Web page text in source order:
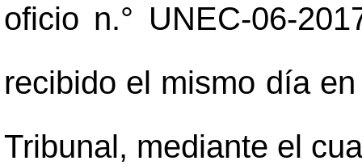
oficio n.° UNEC-06-
recibido el mismo día
Tribunal, mediante el